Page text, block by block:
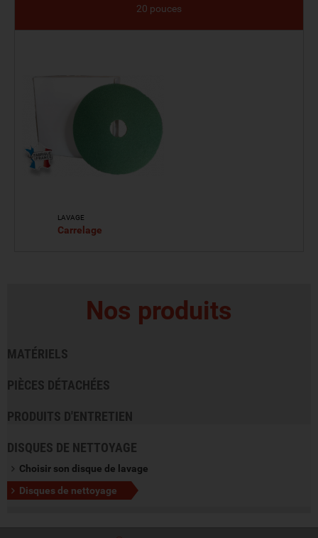
20 pouces
LAVAGE
Carrelage
Nos produits
MATÉRIELS
PIÈCES DÉTACHÉES
PRODUITS D'ENTRETIEN
DISQUES DE NETTOYAGE
Choisir son disque de lavage
Disques de nettoyage